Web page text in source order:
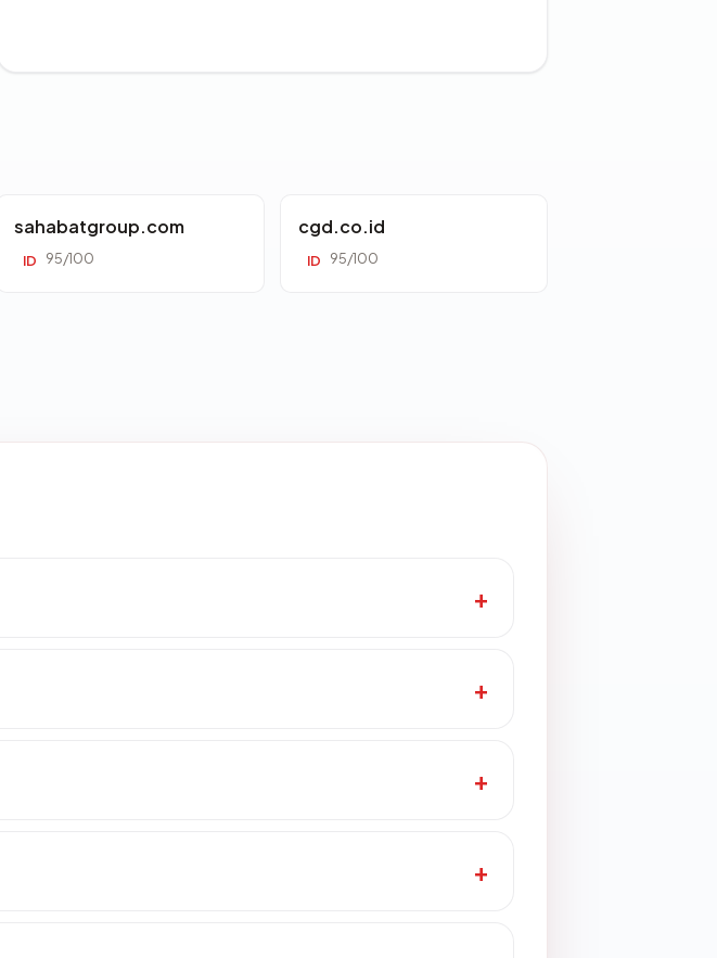
sahabatgroup.com
ID 95/100
cgd.co.id
ID 95/100